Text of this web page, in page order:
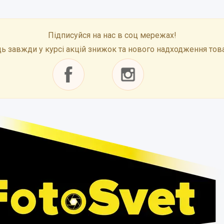
Підписуйся на нас в соц мережах!
завжди у курсі акцій знижок та нового надходження